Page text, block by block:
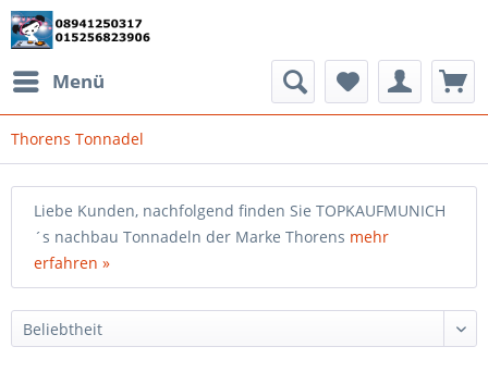
Menü
Thorens Tonnadel
Liebe Kunden, nachfolgend finden Sie TOPKAUFMUNICH
´s nachbau Tonnadeln der Marke Thorens mehr
erfahren »